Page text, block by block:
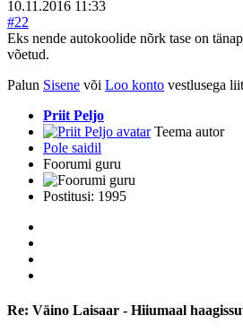
10.11.2016 11:33
#22
Eks nende autokoolide nõrk tase on
võetud.
Palun Sisene või Loo konto vestlusega
Priit Peljo
Teema autor
Pole saidil
Foorumi guru
Postitusi: 1995
Re: Väino Laisaar - Hiiumaal